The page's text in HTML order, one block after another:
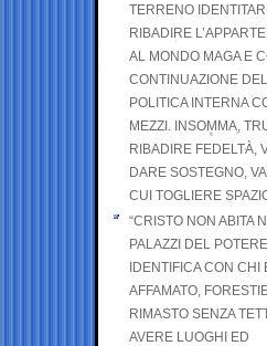
TERRENO
RIBADIRE
AL MONDO MAGA E
CONTINUAZIONE
POLITICA INTERNA
MEZZI. INSOMMA,
RIBADIRE FEDELTÀ,
DARE SOSTEGNO,
CUI TOGLIERE
“CRISTO NON ABITA
PALAZZI DEL
IDENTIFICA CON CHI
AFFAMATO,
RIMASTO SENZA
AVERE LUOGHI ED